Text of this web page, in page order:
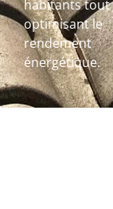
habitants tout
optimisant le
rendement
énergétique.